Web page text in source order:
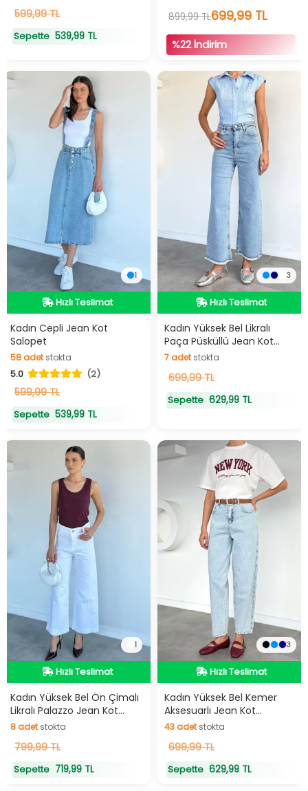
16adetstokta
599,99 TL
Sepette 539,99 TL
48 adetstokta
899,99 TL699,99 TL
%22 İndirim
1
Hızlı Teslimat
Hızlı Teslimat
Kadın Cepli Jean Kot
Salopet
58adetstokta
58 adetstokta
5.0 (2)
599,99 TL
Sepette 539,99 TL
3
Hızlı Teslimat
Hızlı Teslimat
Kadın Yüksek Bel Likralı
Paça Püsküllü Jean Kot
Pantolon
7adetstokta
7adetstokta
699,99 TL
Sepette 629,99 TL
1
Hızlı Teslimat
Hızlı Teslimat
Kadın Yüksek Bel Ön Çimalı
Likralı Palazzo Jean Kot
Pantolon
8adetstokta
8adetstokta
799,99 TL
Sepette 719,99 TL
3
Hızlı Teslimat
Hızlı Teslimat
Kadın Yüksek Bel Kemer
Aksesuarlı Jean Kot
Pantolon
43adetstokta
43adetstokta
699,99 TL
Sepette 629,99 TL